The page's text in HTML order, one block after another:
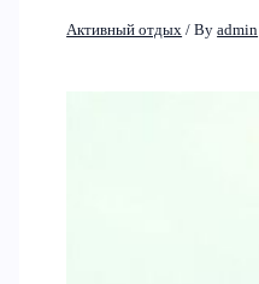
Активный отдых / Byadmin